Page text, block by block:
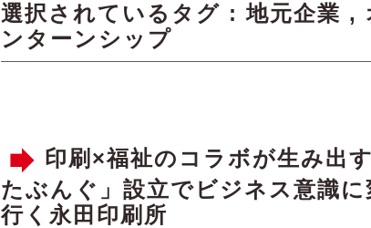
選択されているタグ :地元企業 ,
ンターンシップ
印刷×福祉のコラボが生み出
たぶんぐ」設立でビジネス意識
行く永田印刷所